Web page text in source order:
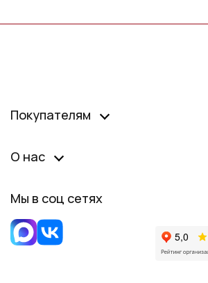
Покупателям
О нас
Мы в соц сетях